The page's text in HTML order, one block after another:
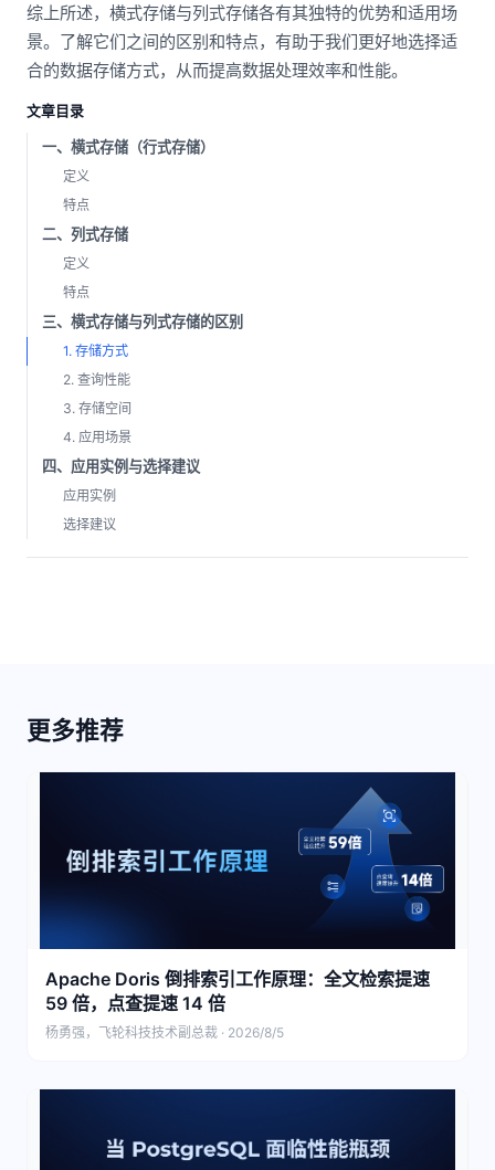
综上所述，横式存储与列式存储各有其独特的优势和适用场
景。了解它们之间的区别和特点，有助于我们更好地选择适
合的数据存储方式，从而提高数据处理效率和性能。
文章目录
一、横式存储（行式存储）
定义
特点
二、列式存储
定义
特点
三、横式存储与列式存储的区别
1. 存储方式
2. 查询性能
3. 存储空间
4. 应用场景
四、应用实例与选择建议
应用实例
选择建议
更多推荐
Apache Doris 倒排索引工作原理：全文检索提速
59 倍，点查提速 14 倍
杨勇强，飞轮科技技术副总裁 · 2026/8/5